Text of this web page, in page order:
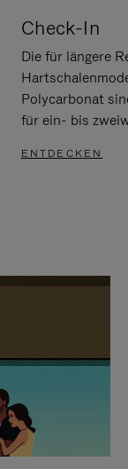
Check-In
Die für längere
Polycarbonat
für ein- bis
ENTDECKEN